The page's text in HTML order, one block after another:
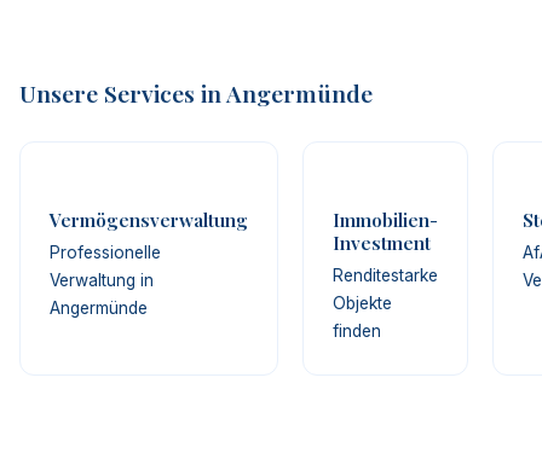
Unsere Services in Angermünde
Vermögensverwaltung
Professionelle
Verwaltung in
Angermünde
Immobilien-
Investment
Renditestarke
Objekte
finden